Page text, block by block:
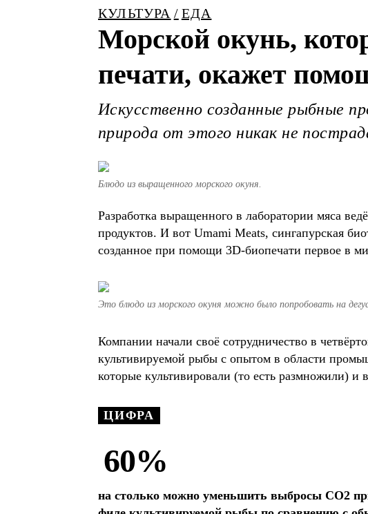
КУЛЬТУРА ЕДА
Морской окунь,
печати, окажет
Искусственно созданные рыбные
природа от этого никак не
Блюдо из выращенного морского окуня.
Разработка выращенного в лаборатории мяса
продуктов. И вот Umami Meats, сингапурская
созданное при помощи 3D-биопечати первое в
Это блюдо из морского окуня можно было попробовать на
Компании начали своё сотрудничество в
культивируемой рыбы с опытом в области
которые культивировали (то есть размножили)
ЦИФРА
60%
на столько можно уменьшить выбросы CO2